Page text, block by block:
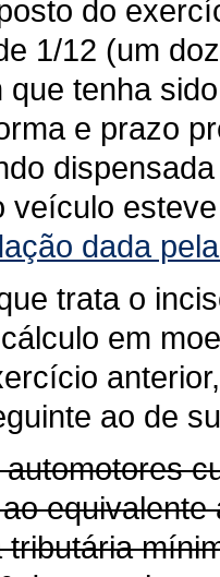
do
1/12 (um
tenha
e prazo
veículo
dada
trata o
em
ao de